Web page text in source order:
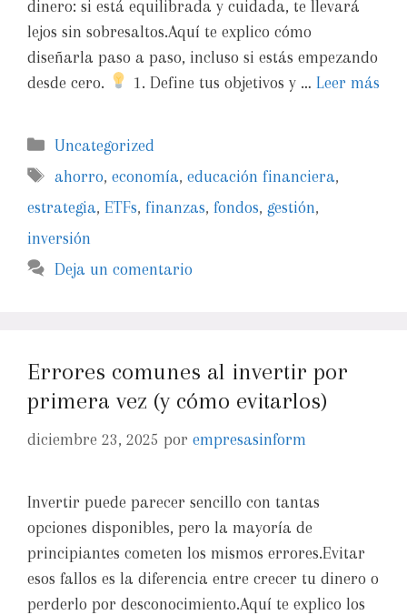
dinero: si está equilibrada y cuidada, te llevará
lejos sin sobresaltos.Aquí te explico cómo
diseñarla paso a paso, incluso si estás empezando
desde cero.
1. Define tus objetivos y … Leer más
Uncategorized
ahorro,economía,educación financiera,
estrategia, ETFs, finanzas, fondos, gestión,
inversión
Deja un comentario
Errores comunes al invertir por
primera vez (y cómo evitarlos)
diciembre 23, 2025 por empresasinform
Invertir puede parecer sencillo con tantas
opciones disponibles, pero la mayoría de
principiantes cometen los mismos errores.Evitar
esos fallos es la diferencia entre crecer tu dinero o
perderlo por desconocimiento.Aquí te explico los